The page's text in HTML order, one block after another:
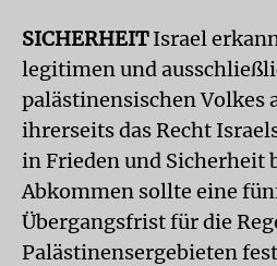
SICHERHEITIsrael
legitimen und
palästinensischen Volkes
ihrerseits das Recht
in Frieden und Sicherheit
Abkommen sollte eine
Übergangsfrist für die
Palästinensergebieten